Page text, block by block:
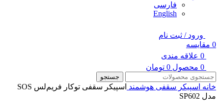
فارسی
English
ورود / ثبت نام
0 مقایسه
0 علاقه مندی
0 محصول 0 تومان
جستجو
خانه اسپیکر سقفی هوشمند
اسپیکر سقفی توکار فریم‌لس SOS
مدل SP602